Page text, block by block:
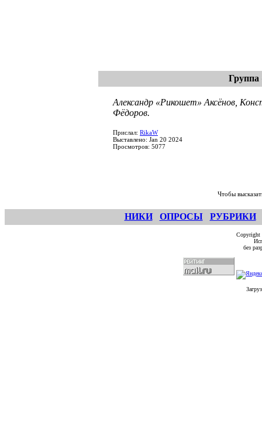
Группа
Александр «Рикошет» Аксёнов,
Фёдоров.
Прислал: RikaW
Выставлено: Jan 20 2024
Просмотров: 5077
Чтобы
НИКИ ОПРОСЫ РУБРИКИ
без